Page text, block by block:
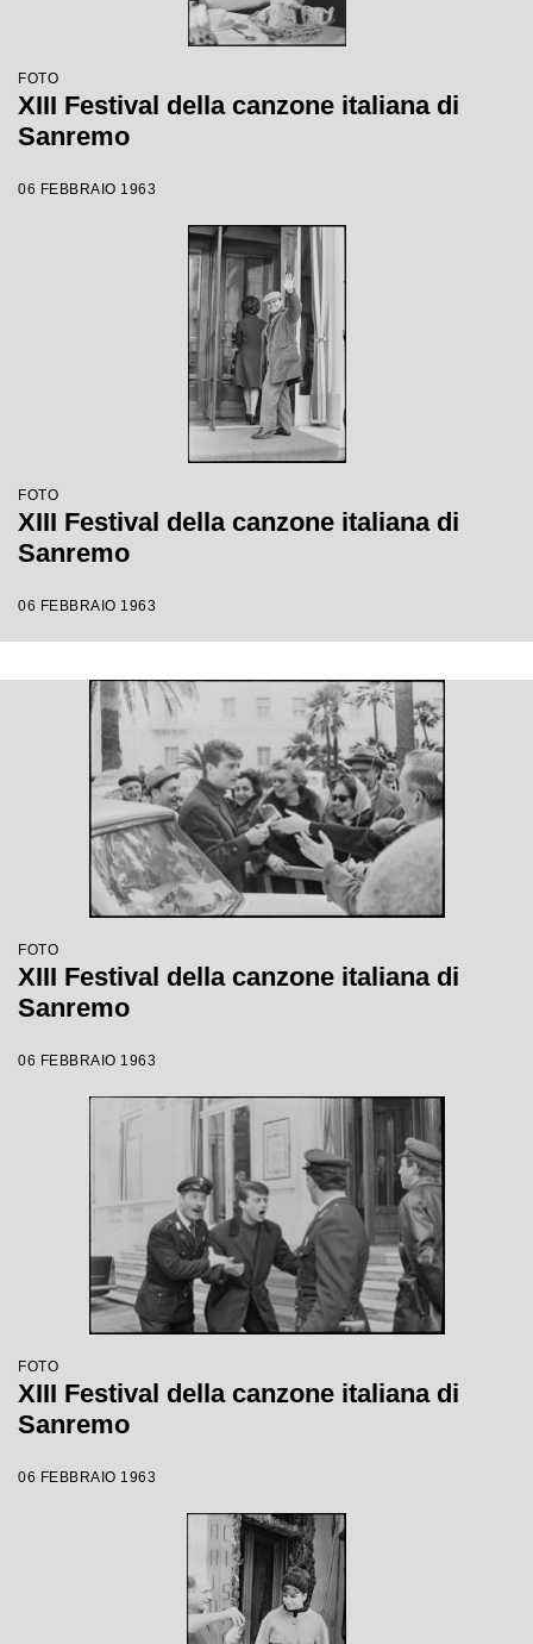
FOTO
XIII Festival della canzone italiana di
Sanremo
06 FEBBRAIO 1963
FOTO
XIII Festival della canzone italiana di
Sanremo
06 FEBBRAIO 1963
FOTO
XIII Festival della canzone italiana di
Sanremo
06 FEBBRAIO 1963
FOTO
XIII Festival della canzone italiana di
Sanremo
06 FEBBRAIO 1963